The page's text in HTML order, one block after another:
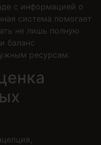
с информацией о
система помогает
не лишь полную
баланс
ресурсам.